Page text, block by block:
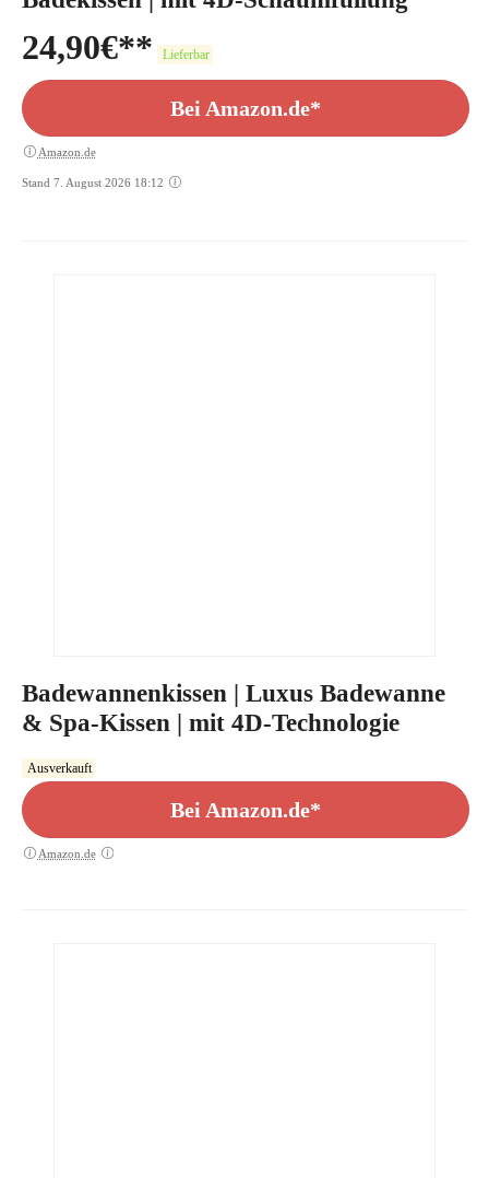
24,90€ Lieferbar
Bei Amazon.de*
Amazon.de
Stand 7. August 2026 18:12
Badewannenkissen | Luxus Badewanne
& Spa-Kissen | mit 4D-Technologie
Ausverkauft
Bei Amazon.de*
Amazon.de